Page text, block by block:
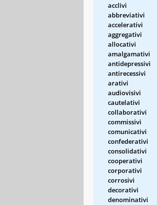
acclivi
abbreviativi
accelerativi
aggregativi
allocativi
amalgamativi
antidepressivi
antirecessivi
arativi
audiovisivi
cautelativi
collaborativi
commissivi
comunicativi
confederativi
consolidativi
cooperativi
corporativi
corrosivi
decorativi
denominativi